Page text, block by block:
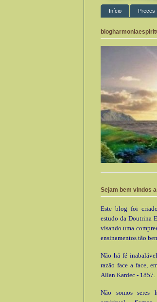
Início Preces
Sejam bem vindos
Este blog foi
estudo da Doutrina
visando uma
ensinamentos tão
Não há fé
razão face a face,
Allan Kardec - 1857.
Não somos seres